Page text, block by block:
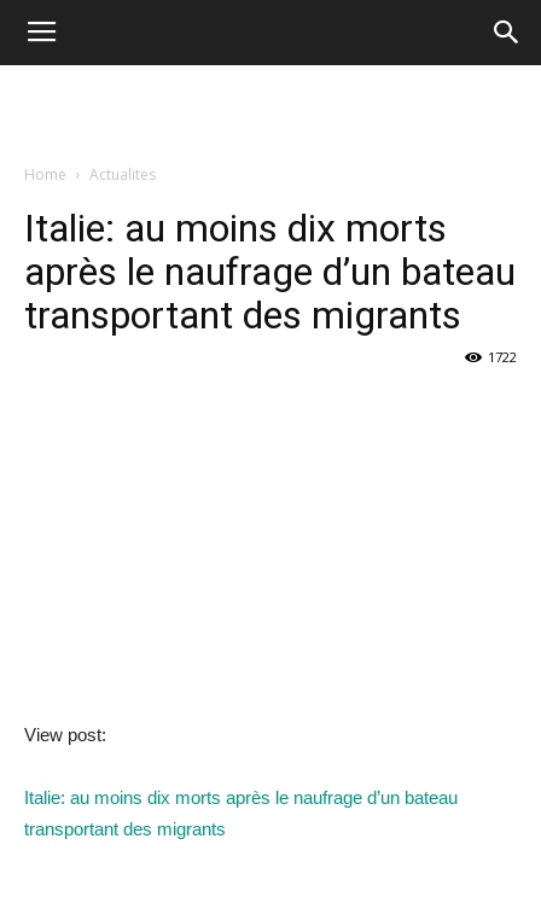
Home Actualites
Italie: au moins dix morts
après le naufrage d’un bateau
transportant des migrants
1722
View post:
Italie: au moins dix morts après le naufrage d’un bateau
transportant des migrants